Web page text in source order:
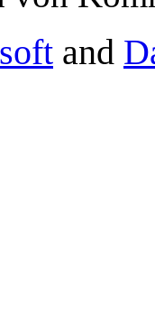
and